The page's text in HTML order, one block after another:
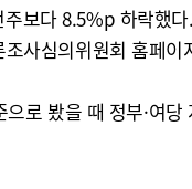
보다 8.5%p 하락했
사심의위원회 홈페이
로 봤을 때 정부·여당